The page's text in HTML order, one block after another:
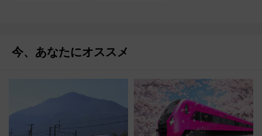
今、あなたにオススメ